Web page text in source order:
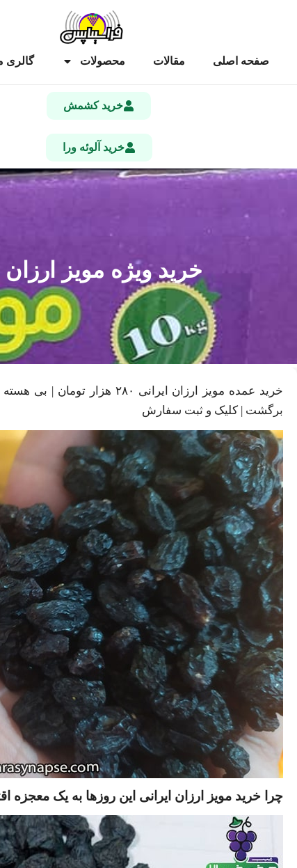
صفحه اصلی مقالات محصولات گالری
خرید کشمش
خرید آلوئه ورا
خرید ویژه مویز ارزان از باغ ۲۸۰ هزار (عمده |
خرید عمده مویز ارزان
برگشت | کلیک و ثبت سفارش
چرا خرید مویز ارزان ایرانی این روزها به یک معجزه